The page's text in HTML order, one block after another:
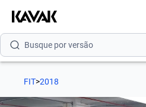
Busque por modelo
Busque por versão
Busque por marca
FIT>2018